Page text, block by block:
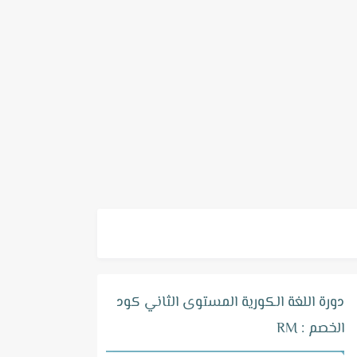
دورة اللغة الكورية المستوى الثاني كود
الخصم : RM